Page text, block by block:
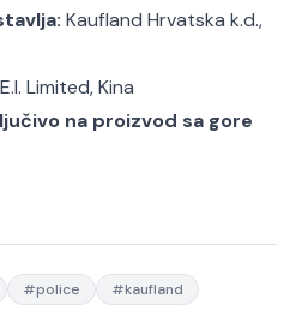
Kaufland Hrvatska k.d.,
Limited, Kina
na proizvod sa gore
#police #kaufland